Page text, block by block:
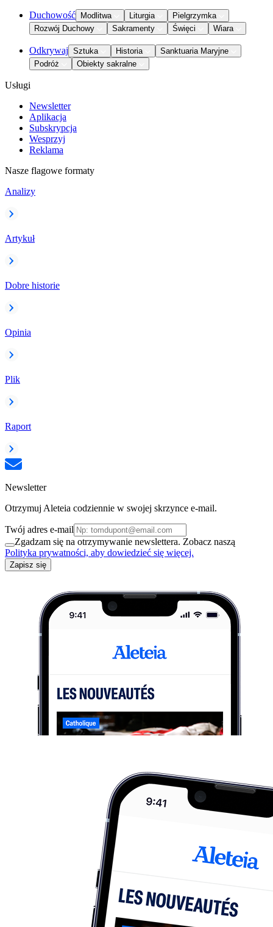
Duchowość Modlitwa Liturgia
Pielgrzymka
Rozwój Duchowy
Sakramenty Święci Wiara
Odkrywaj Sztuka Historia
Sanktuaria Maryjne
Podróż
Obiekty sakralne
Usługi
Newsletter
Aplikacja
Subskrypcja
Wesprzyj
Reklama
Nasze flagowe formaty
Analizy
Artykuł
Dobre historie
Opinia
Plik
Raport
Newsletter
Otrzymuj Aleteia codziennie w swojej skrzynce e-mail.
Twój adres e-mail
Zgadzam się na otrzymywanie newslettera. Zobacz naszą
Polityka prywatności, aby dowiedzieć się więcej.
Zapisz się